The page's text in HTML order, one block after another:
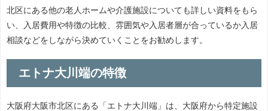
北区にある他の老人ホームや介護施設についても詳しい資料をもら
い、入居費用や特徴の比較、雰囲気や入居者層が合っているか入居
相談などをしながら決めていくことをお勧めします。
エトナ大川端の特徴
大阪府大阪市北区にある「エトナ大川端」は、大阪府から特定施設